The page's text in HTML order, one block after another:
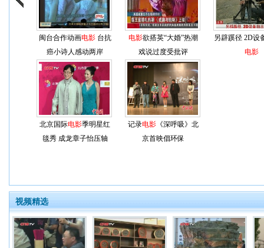
闽台合作动画电影台抗
癌小诗人感动两岸
电影欲搭英“大婚”热潮
戏说过度受批评
另辟蹊径 2D设
电影
北京国际电影季明星红
毯秀 成龙章子怡压轴
记录电影 《深呼吸》北
京首映倡环保
视频精选